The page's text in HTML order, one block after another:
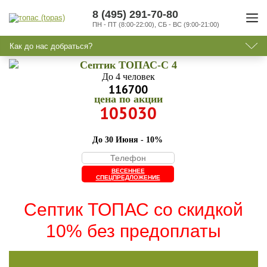
Септик ТОПАС-C 4
До 4 человек
116700
цена по акции
105030
До 30 Июня - 10%
ВЕСЕННЕЕ
СПЕЦПРЕДЛОЖЕНИЕ
Септик ТОПАС со скидкой
10% без предоплаты
8 (495) 291-70-80
ПН - ПТ (8:00-22:00), СБ - ВС (9:00-21:00)
Как до нас добраться?